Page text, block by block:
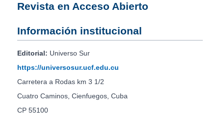
Revista en Acceso Abierto
Información institucional
Editorial: Universo Sur
https://universosur.ucf.edu.cu
Carretera a Rodas km 3 1/2
Cuatro Caminos, Cienfuegos, Cuba
CP 55100